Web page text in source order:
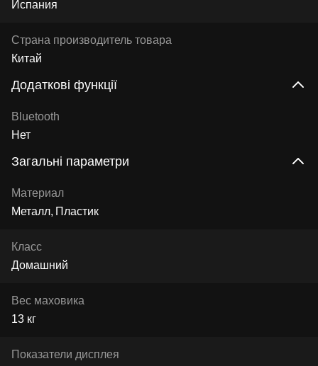
Испания
Страна производитель товара
Китай
Додаткові функції
Bluetooth
Нет
Загальні параметри
Материал
Металл Пластик
Класс
Домашний
Вес маховика
13 кг
Показатели дисплея